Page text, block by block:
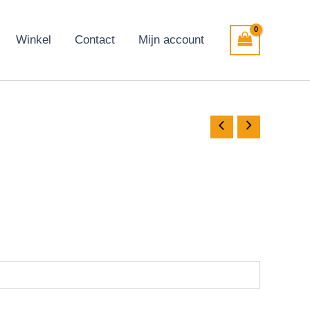
Winkel Contact Mijn account